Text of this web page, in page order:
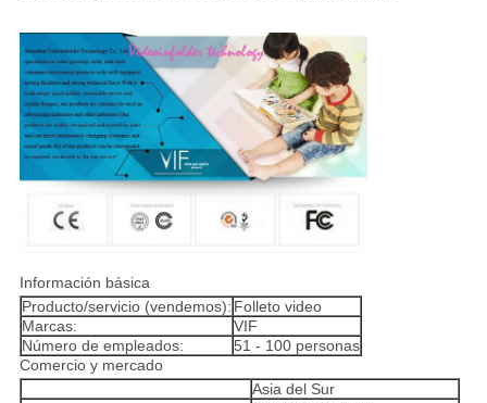
Información básica
Producto/servicio (vendemos): Folleto video
Marcas:
VIF
Número de empleados:
51 - 100 personas
Comercio y mercado
Asia del Sur